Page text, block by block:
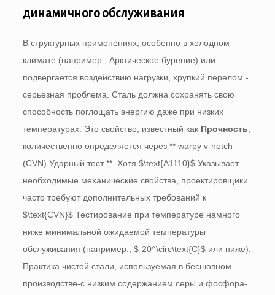
динамичного обслуживания
В структурных применениях, особенно в холодном
климате (например., Арктическое бурение) или
подвергается воздействию нагрузки, хрупкий перелом -
серьезная проблема. Сталь должна сохранять свою
способность поглощать энергию даже при низких
температурах. Это свойство, известный как Прочность
количественно определяется через ** warpy v-notch
(CVN) Ударный тест **. Хотя $\text{A1110}$Указывает
необходимые механические свойства, проектировщики
часто требуют дополнительных требований к
$\text{CVN}$Тестирование при температуре намного
ниже минимальной ожидаемой температуры
обслуживания (например., $-20^\circ\text{C}$или ниже).
Практика чистой стали, используемая в бесшовном
производстве-с низким содержанием серы и фосфора-